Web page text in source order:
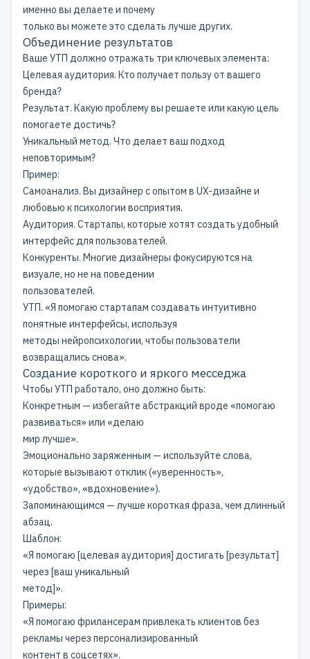
именно вы делаете и почему
только вы можете это сделать лучше других.
Объединение результатов
Ваше УТП должно отражать три ключевых элемента:
Целевая аудитория. Кто получает пользу от вашего
бренда?
Результат. Какую проблему вы решаете или какую цель
помогаете достичь?
Уникальный метод. Что делает ваш подход
неповторимым?
Пример:
Самоанализ. Вы дизайнер с опытом в UX-дизайне и
любовью к психологии восприятия.
Аудитория. Стартапы, которые хотят создать удобный
интерфейс для пользователей.
Конкуренты. Многие дизайнеры фокусируются на
визуале, но не на поведении
пользователей.
УТП. «Я помогаю стартапам создавать интуитивно
понятные интерфейсы, используя
методы нейропсихологии, чтобы пользователи
возвращались снова».
Создание короткого и яркого месседжа
Чтобы УТП работало, оно должно быть:
Конкретным — избегайте абстракций вроде «помогаю
развиваться» или «делаю
мир лучше».
Эмоционально заряженным — используйте слова,
которые вызывают отклик («уверенность»,
«удобство», «вдохновение»).
Запоминающимся — лучше короткая фраза, чем длинный
абзац.
Шаблон:
«Я помогаю [целевая аудитория] достигать [результат]
через [ваш уникальный
метод]».
Примеры:
«Я помогаю фрилансерам привлекать клиентов без
рекламы через персонализированный
контент в соцсетях».